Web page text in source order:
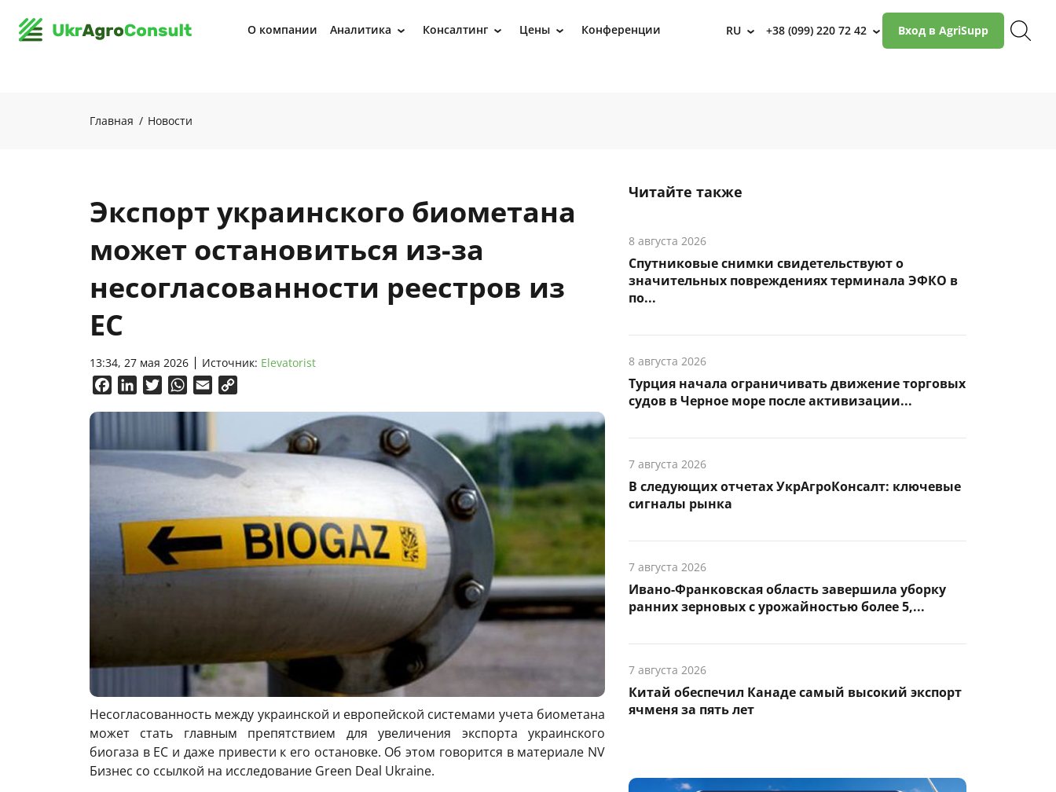
О компании Аналитика › Консалтинг › Цены › Конференции RU › +38 (099) 220 72 42 › Вход в AgriSupp
Главная Новости
Экспорт украинского биометана
может остановиться из-за
несогласованности реестров из
ЕС
13:34, 27 мая 2026 Источник: Elevatorist
FacebookLinkedInTwitterWhatsApp
Email
Несогласованность между украинской и европейской системами учета биометана
может стать главным препятствием для увеличения экспорта украинского
биогаза в ЕС и даже привести к его остановке. Об этом говорится в материале NV
Бизнес со ссылкой на исследование Green Deal Ukraine.
Читайте также
8 августа 2026
Спутниковые снимки свидетельствуют о
значительных повреждениях терминала ЭФКО в
по...
8 августа 2026
Турция начала ограничивать движение торговых
судов в Черное море после активизации...
7 августа 2026
В следующих отчетах УкрАгроКонсалт: ключевые
сигналы рынка
7 августа 2026
Ивано-Франковская область завершила уборку
ранних зерновых с урожайностью более 5,...
7 августа 2026
Китай обеспечил Канаде самый высокий экспорт
ячменя за пять лет